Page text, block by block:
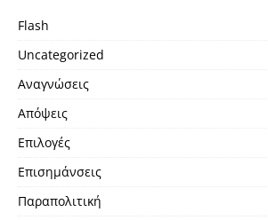
Flash
Uncategorized
Αναγνώσεις
Απόψεις
Επιλογές
Επισημάνσεις
Παραπολιτική